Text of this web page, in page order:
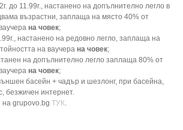
до 11.99г., настанено на допълнително легло в
възрастни, заплаща на място 40% от
на човек;
настанено на редовно легло, заплаща на
на ваучера на човек;
на допълнително легло заплаща 80% от
на човек;
басейн + чадър и шезлонг, при басейна,
безжичен интернет.
на grupovo.bg ТУК.